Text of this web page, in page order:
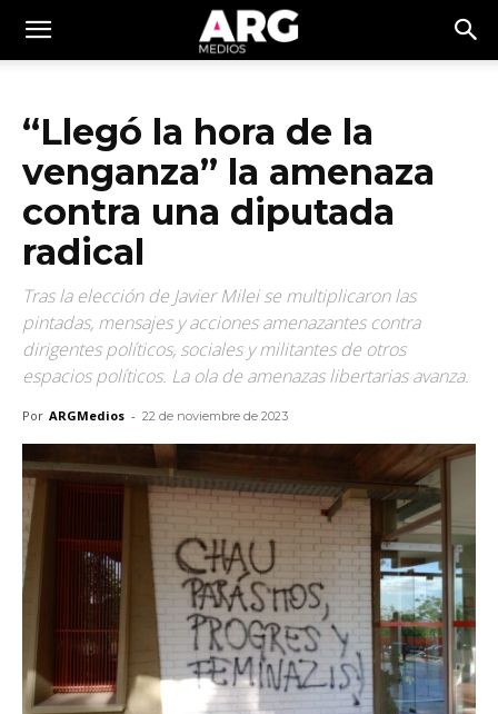
“Llegó la hora de la
venganza” la amenaza
contra una diputada
radical
Tras la elección de Javier Milei se multiplicaron las
pintadas, mensajes y acciones amenazantes contra
dirigentes políticos, sociales y militantes de otros
espacios políticos. La ola de amenazas libertarias avanza.
Por ARGMedios - 22 de noviembre de 2023